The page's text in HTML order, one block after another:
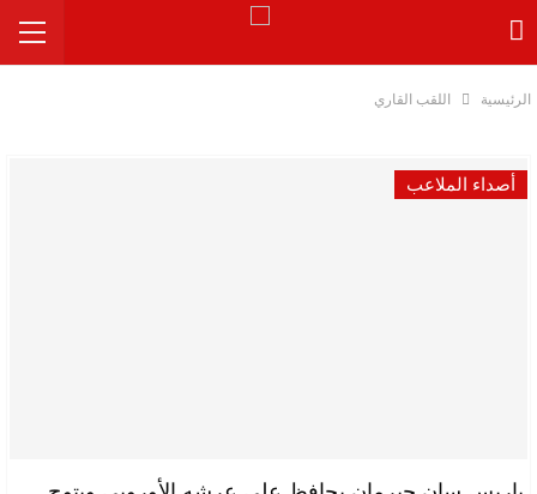
الرئيسية اللقب القاري
أصداء الملاعب